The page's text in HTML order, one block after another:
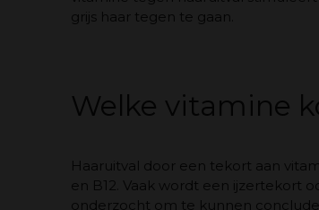
grijs haar tegen te gaan.
Welke vitamine
Haaruitval door een tekort aan
en B12. Vaak wordt een ijzertekort
onderzocht om te kunnen